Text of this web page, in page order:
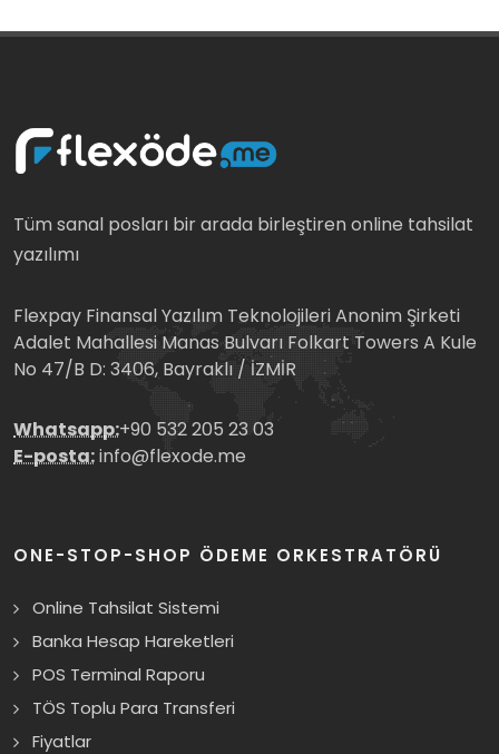
Tüm sanal posları bir arada birleştiren online tahsilat
yazılımı
Flexpay Finansal Yazılım Teknolojileri Anonim Şirketi
Adalet Mahallesi Manas Bulvarı Folkart Towers A Kule
No 47/B D: 3406, Bayraklı / İZMİR
Whatsapp:+90 532 205 23 03
E-posta:info@flexode.me
ONE-STOP-SHOP ÖDEME ORKESTRATÖRÜ
Online Tahsilat Sistemi
Banka Hesap Hareketleri
POS Terminal Raporu
TÖS Toplu Para Transferi
Fiyatlar